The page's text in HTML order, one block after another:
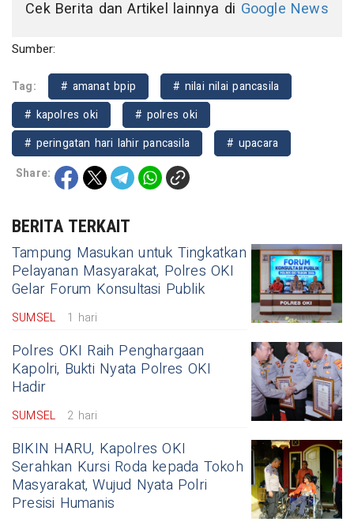
Cek Berita dan Artikel lainnya di Google News
Sumber:
Tag: # amanat bpip
# nilai nilai pancasila
# kapolres oki
# polres oki
# peringatan hari lahir pancasila
# upacara
Share:
BERITA TERKAIT
Tampung Masukan untuk Tingkatkan
Pelayanan Masyarakat, Polres OKI
Gelar Forum Konsultasi Publik
SUMSEL 1 hari
Polres OKI Raih Penghargaan
Kapolri, Bukti Nyata Polres OKI
Hadir
SUMSEL 2 hari
BIKIN HARU, Kapolres OKI
Serahkan Kursi Roda kepada Tokoh
Masyarakat, Wujud Nyata Polri
Presisi Humanis